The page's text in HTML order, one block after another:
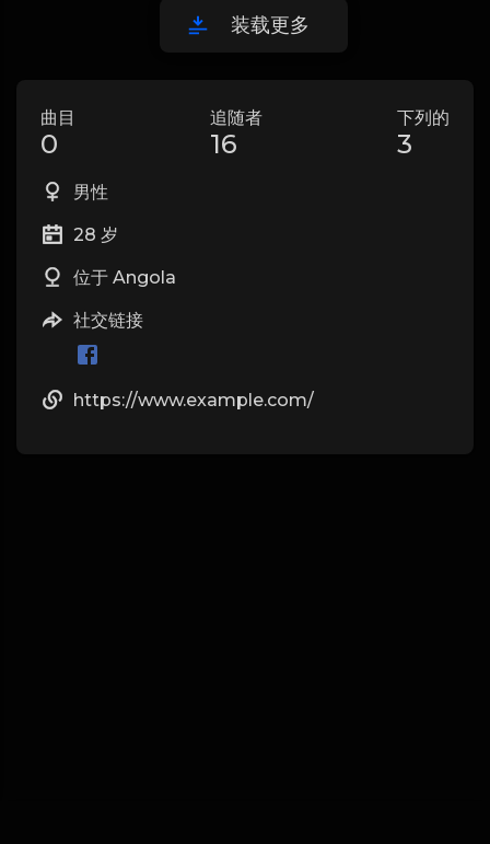
装载更多
曲目
0
追随者
16
下列的
3
男性
28 岁
位于 Angola
社交链接
https://www.example.com/